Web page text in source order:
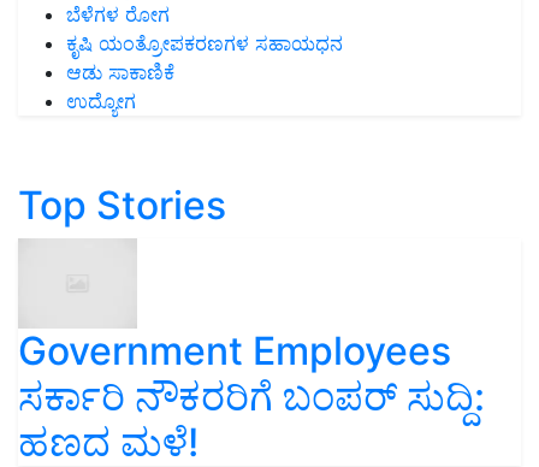
ಬೆಳೆಗಳ ರೋಗ
ಕೃಷಿ ಯಂತ್ರೋಪಕರಣಗಳ ಸಹಾಯಧನ
ಆಡು ಸಾಕಾಣಿಕೆ
ಉದ್ಯೋಗ
Top Stories
Government Employees
ಸರ್ಕಾರಿ ನೌಕರರಿಗೆ ಬಂಪರ್‌ ಸುದ್ದಿ:
ಹಣದ ಮಳೆ!